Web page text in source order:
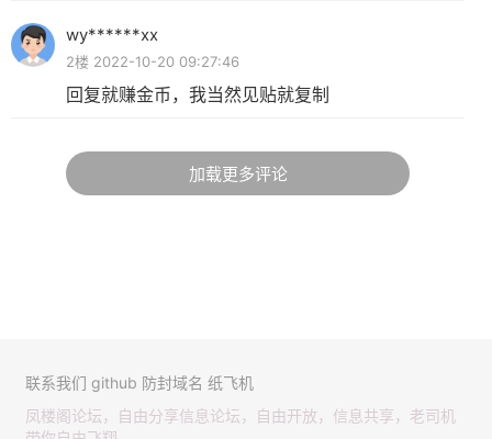
wy******xx
2楼 2022-10-20 09:27:46
回复就赚金币，我当然见贴就复制
加载更多评论
联系我们 github 防封域名 纸飞机
凤楼阁论坛，自由分享信息论坛，自由开放，信息共享，老司机